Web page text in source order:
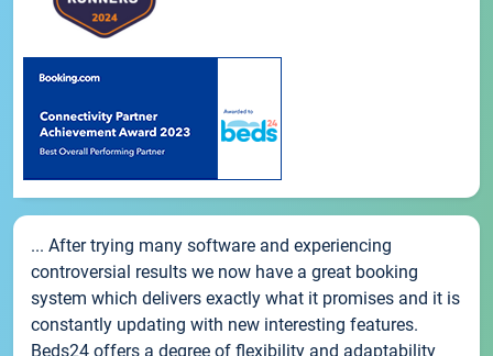
... After trying many software and experiencing
controversial results we now have a great booking
system which delivers exactly what it promises and it is
constantly updating with new interesting features.
Beds24 offers a degree of flexibility and adaptability